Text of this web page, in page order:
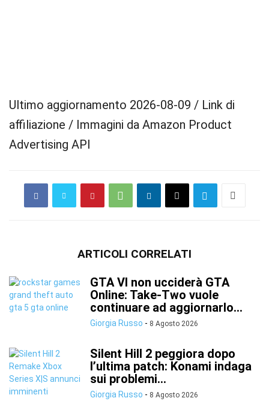
Ultimo aggiornamento 2026-08-09 / Link di
affiliazione / Immagini da Amazon Product
Advertising API
ARTICOLI CORRELATI
GTA VI non ucciderà GTA
Online: Take-Two vuole
continuare ad aggiornarlo...
Giorgia Russo - 8 Agosto 2026
Silent Hill 2 peggiora dopo
l’ultima patch: Konami indaga
sui problemi...
Giorgia Russo - 8 Agosto 2026